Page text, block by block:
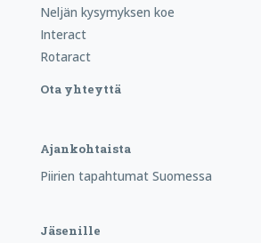
Neljän kysymyksen koe
Interact
Rotaract
Ota yhteyttä
Ajankohtaista
Piirien tapahtumat Suomessa
Jäsenille